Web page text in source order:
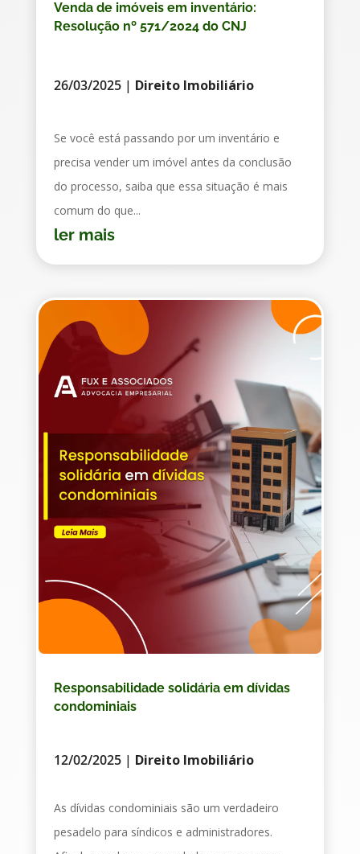
Venda de imóveis em inventário:
Resolução nº 571/2024 do CNJ
26/03/2025| Direito Imobiliário
Se você está passando por um inventário e
precisa vender um imóvel antes da conclusão
do processo, saiba que essa situação é mais
comum do que...
ler mais
Responsabilidade solidária em dívidas
condominiais
12/02/2025| Direito Imobiliário
As dívidas condominiais são um verdadeiro
pesadelo para síndicos e administradores.